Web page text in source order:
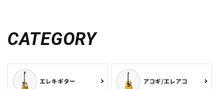
CATEGORY
エレキギター アコギ/エレアコ